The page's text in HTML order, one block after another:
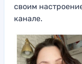
своим
канале.